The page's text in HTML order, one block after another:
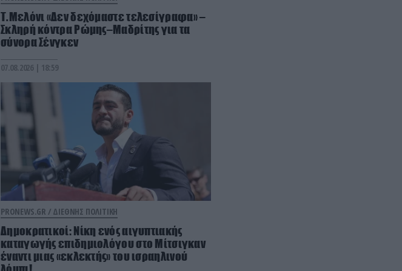
Τ.Μελόνι «Δεν δεχόμαστε τελεσίγραφα» –
Σκληρή κόντρα Ρώμης–Μαδρίτης για τα
σύνορα Σένγκεν
07.08.2026 | 18:59
PRONEWS.GR / ΔΙΕΘΝΗΣ ΠΟΛΙΤΙΚΗ
Δημοκρατικοί: Νίκη ενός αιγυπτιακής
καταγωγής επιδημιολόγου στο Μίτσιγκαν
έναντι μιας «εκλεκτής» του ισραηλινού